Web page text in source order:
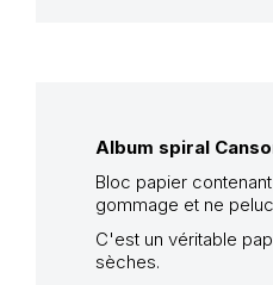
Album spiral
Bloc papier
gommage et ne
C'est un véritable
sèches.